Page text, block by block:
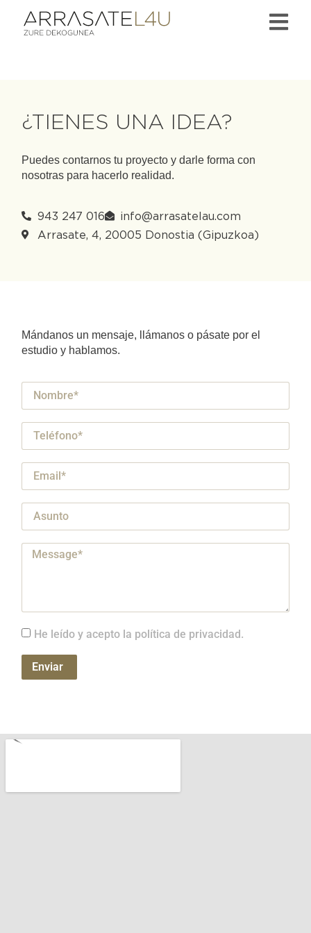
¿TIENES UNA IDEA?
Puedes contarnos tu proyecto y darle forma con
nosotras para hacerlo realidad.
943 247 016
info@arrasatelau.com
Arrasate, 4, 20005 Donostia (Gipuzkoa)
Mándanos un mensaje, llámanos o pásate por el
estudio y hablamos.
He leído y acepto la política de privacidad.
Enviar